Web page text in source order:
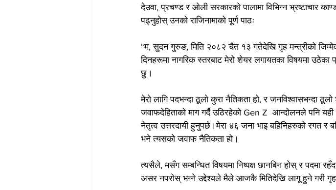
देउवा, प्रचण्ड र ओली सरकारको पालामा विभिन्न भ्रष्टाचार
पढ्नुहोस् उनको राजिनामाको पूर्ण पाठः
“म, सुदन गुरुङ, मिति २०८२ चैत १३ गतेदेखि गृह मन्त्रीको
दिनहरूमा नागरिक स्तरबाट मेरो शेयर लगायतका विषयमा उठेका
छु।
मेरो लागि पदभन्दा ठूलो कुरा नैतिकता हो, र जनविश्वासभन्दा
जवाफदेहिताको माग गर्दै उठिरहेको Gen Z  आन्दोलनले पनि
नेतृत्व उत्तरदायी हुनुपर्छ।मेरा ४६ जना भाइ बहिनिहरुको रगत
भने त्यसको जवाफ नैतिकता हो।
त्यसैले, मसँग सम्बन्धित विषयमा निष्पक्ष छानबिन होस् र पदमा
असर नपरोस् भन्ने उद्देश्यले मैले आजकै मितिदेखि लागू हुने गरी गृह